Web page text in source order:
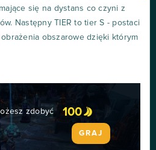
się na dystans co czyni z
Następny TIER to tier S - postaci
obszarowe dzięki którym
zdobyć 100
GRAJ